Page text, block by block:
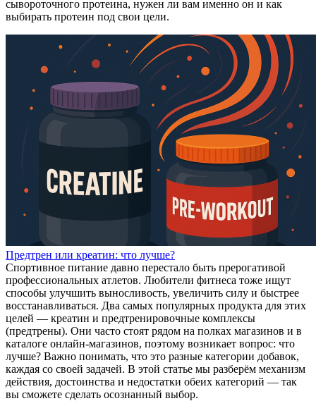
сывороточного протеина, нужен ли вам именно он и как
выбирать протеин под свои цели.
Предтрен или креатин: что лучше?
Спортивное питание давно перестало быть прерогативой
профессиональных атлетов. Любители фитнеса тоже ищут
способы улучшить выносливость, увеличить силу и быстрее
восстанавливаться. Два самых популярных продукта для этих
целей — креатин и предтренировочные комплексы
(предтрены). Они часто стоят рядом на полках магазинов и в
каталоге онлайн‑магазинов, поэтому возникает вопрос: что
лучше? Важно понимать, что это разные категории добавок,
каждая со своей задачей. В этой статье мы разберём механизм
действия, достоинства и недостатки обеих категорий — так
вы сможете сделать осознанный выбор.